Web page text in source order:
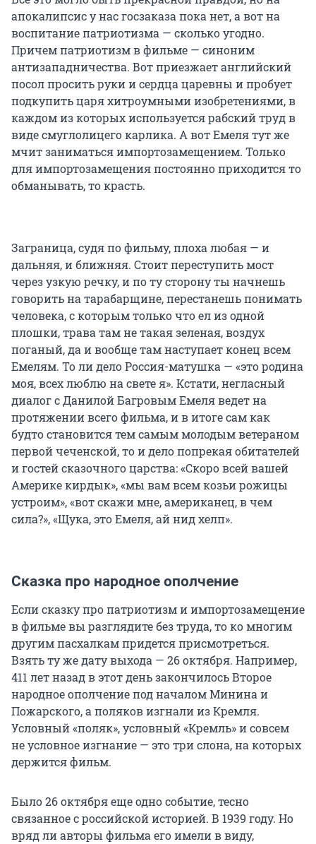
апокалипсис у нас госзаказа пока нет, а вот на
воспитание патриотизма — сколько угодно.
Причем патриотизм в фильме — синоним
антизападничества. Вот приезжает английский
посол просить руки и сердца царевны и пробует
подкупить царя хитроумными изобретениями, в
каждом из которых используется рабский труд в
виде смуглолицего карлика. А вот Емеля тут же
мчит заниматься импортозамещением. Только
для импортозамещения постоянно приходится то
обманывать, то красть.
Заграница, судя по фильму, плоха любая — и
дальняя, и ближняя. Стоит переступить мост
через узкую речку, и по ту сторону ты начнешь
говорить на тарабарщине, перестанешь понимать
человека, с которым только что ел из одной
плошки, трава там не такая зеленая, воздух
поганый, да и вообще там наступает конец всем
Емелям. То ли дело Россия-матушка — «это родина
моя, всех люблю на свете я». Кстати, негласный
диалог с Данилой Багровым Емеля ведет на
протяжении всего фильма, и в итоге сам как
будто становится тем самым молодым ветераном
первой чеченской, то и дело попрекая обитателей
и гостей сказочного царства: «Скоро всей вашей
Америке кирдык», «мы вам всем козьи рожицы
устроим», «вот скажи мне, американец, в чем
сила?», «Щука, это Емеля, ай нид хелп».
Сказка про народное ополчение
Если сказку про патриотизм и импортозамещение
в фильме вы разглядите без труда, то ко многим
другим пасхалкам придется присмотреться.
Взять ту же дату выхода — 26 октября. Например,
411 лет назад в этот день закончилось Второе
народное ополчение под началом Минина и
Пожарского, а поляков изгнали из Кремля.
Условный «поляк», условный «Кремль» и совсем
не условное изгнание — это три слона, на которых
держится фильм.
Было 26 октября еще одно событие, тесно
связанное с российской историей. В 1939 году. Но
вряд ли авторы фильма его имели в виду,